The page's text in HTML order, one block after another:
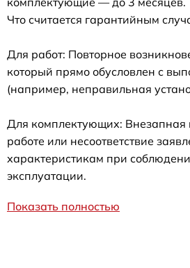
Что считается гарантийным
Для работ: Повторное
который прямо обусловлен с
(например, неправильная
Для комплектующих: Внезапная
работе или несоответствие
характеристикам при
эксплуатации.
Показать полностью